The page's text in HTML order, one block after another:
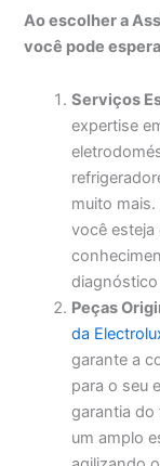
Ao escolher a
você pode
Serviços
expertise
muito
você
Peças
da
garante a
para o seu
garantia do
um amplo